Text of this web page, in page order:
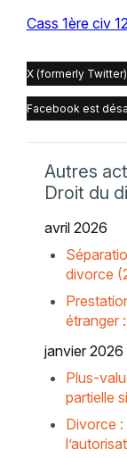
Cass 1ère civ
X (formerly
Facebook est
Autres
Droit du
avril 2026
divorce
étranger
janvier 2026
Plus-
partielle
Divorce :